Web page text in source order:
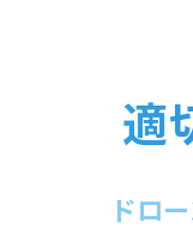
適
ドロ